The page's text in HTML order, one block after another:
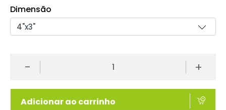
Dimensão
- +
Adicionar ao carrinho